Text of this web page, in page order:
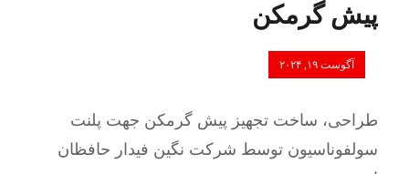
پیش گرمکن
آگوست ۱۹, ۲۰۲۴
طراحی، ساخت تجهیز پیش گرمکن جهت پلنت
سولفوناسیون توسط شرکت نگین فیدار حافظان